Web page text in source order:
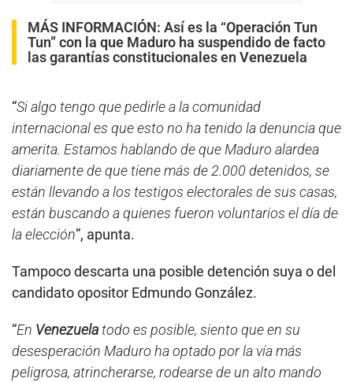
MÁS INFORMACIÓN: Así es la “Operación Tun
Tun” con la que Maduro ha suspendido de facto
las garantías constitucionales en Venezuela
“Si algo tengo que pedirle a la comunidad
internacional es que esto no ha tenido la denuncia que
amerita. Estamos hablando de que Maduro alardea
diariamente de que tiene más de 2.000 detenidos, se
están llevando a los testigos electorales de sus casas,
están buscando a quienes fueron voluntarios el día de
la elección”, apunta.
Tampoco descarta una posible detención suya o del
candidato opositor Edmundo González.
“En Venezuelatodo es posible, siento que en su
desesperación Maduro ha optado por la vía más
peligrosa, atrincherarse, rodearse de un alto mando